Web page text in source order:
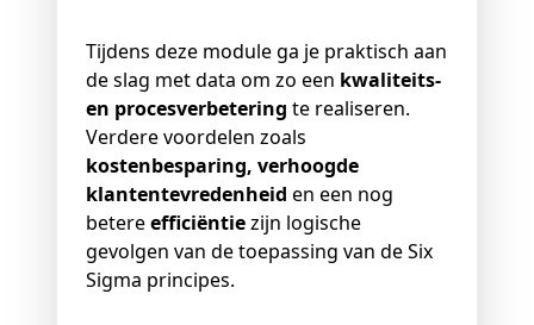
Tijdens deze module ga je praktisch aan
de slag met data om zo een kwaliteits-
en procesverbetering te realiseren.
Verdere voordelen zoals
kostenbesparing, verhoogde
klantentevredenheid en een nog
betereefficiëntiezijn logische
gevolgen van de toepassing van de Six
Sigma principes.